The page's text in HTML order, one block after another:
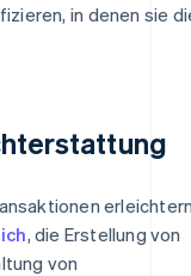
in denen sie
, die Erstellung von
von